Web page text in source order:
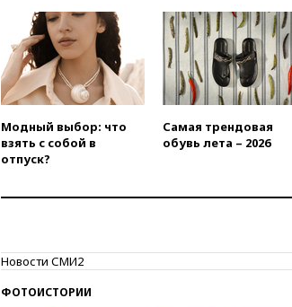
Модный выбор: что
взять с собой в
отпуск?
Самая трендовая
обувь лета – 2026
Новости СМИ2
ФОТОИСТОРИИ